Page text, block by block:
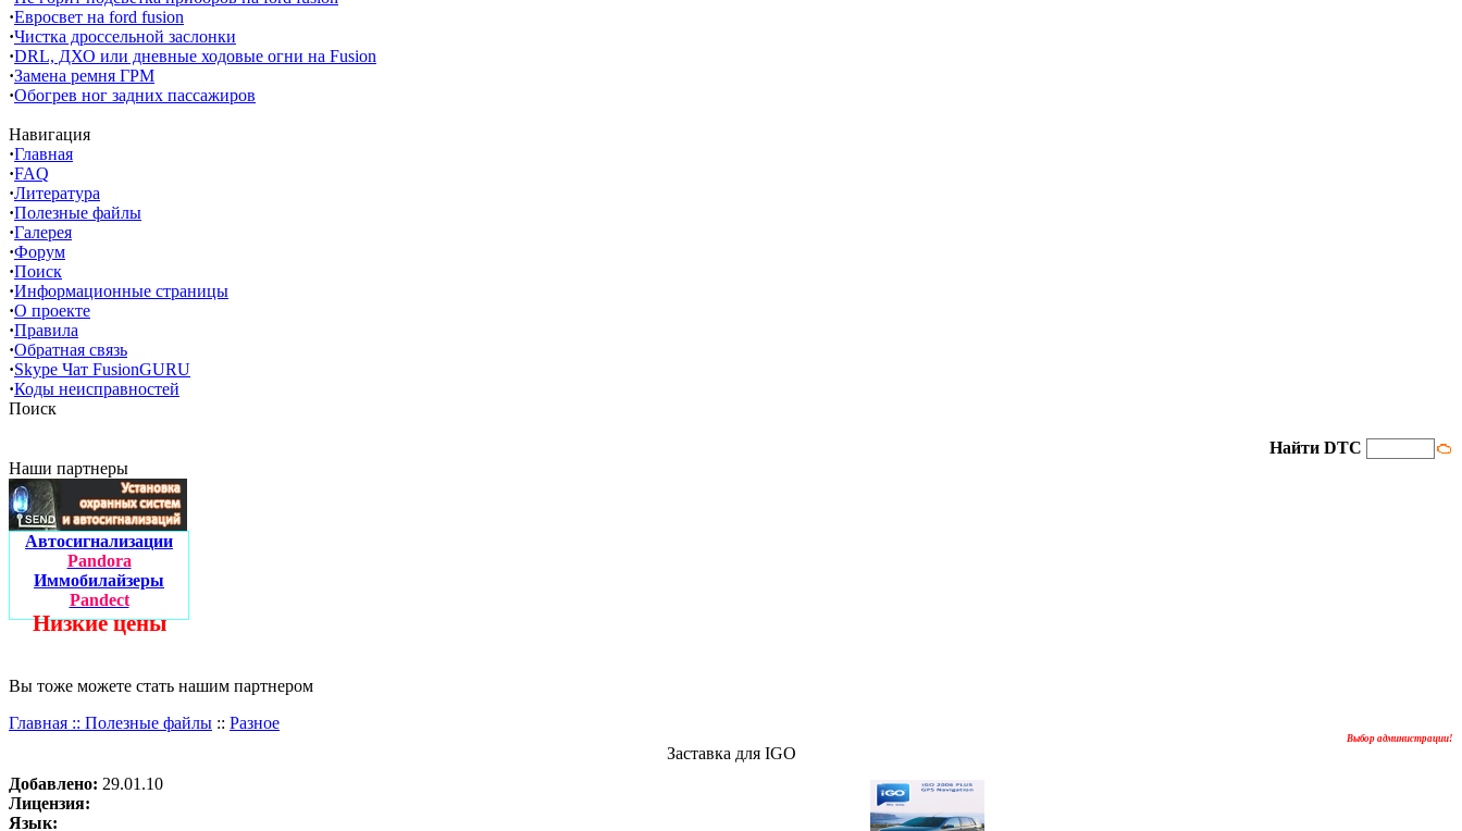
·Евросвет на ford fusion
·Чистка дроссельной заслонки
·DRL, ДХО или дневные ходовые огни на Fusion
·Замена ремня ГРМ
·Обогрев ног задних пассажиров
Навигация
·Главная
·FAQ
·Литература
·Полезные файлы
·Галерея
·Форум
·Поиск
·Информационные страницы
·О проекте
·Правила
·Обратная связь
·Skype Чат FusionGURU
·Коды неисправностей
Поиск
Найти DTC
Наши партнеры
Автосигнализации
Pandora
Иммобилайзеры
Pandect
Низкие цены
Вы тоже можете стать нашим партнером
Главная :: Полезные файлы :: Разное
Выбор администрации!
Заставка для IGO
Добавлено: 29.01.10
Лицензия:
Язык: